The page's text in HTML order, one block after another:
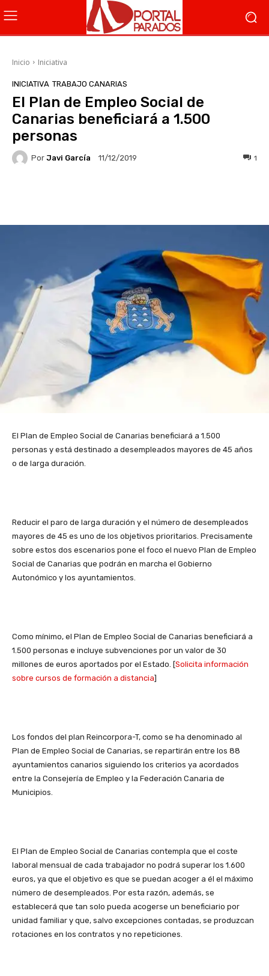
Inicio Iniciativa
INICIATIVA TRABAJO CANARIAS
El Plan de Empleo Social de
Canarias beneficiará a 1.500
personas
Por Javi García 11/12/2019 1
El Plan de Empleo Social de Canarias beneficiará a 1.500
personas y está destinado a desempleados mayores de 45 años
o de larga duración.
Reducir el paro de larga duración y el número de desempleados
mayores de 45 es uno de los objetivos prioritarios. Precisamente
sobre estos dos escenarios pone el foco el nuevo Plan de Empleo
Social de Canarias que podrán en marcha el Gobierno
Autonómico y los ayuntamientos.
Como mínimo, el Plan de Empleo Social de Canarias beneficiará a
1.500 personas e incluye subvenciones por un valor de 30
millones de euros aportados por el Estado. [Solicita información
sobre cursos de formación a distancia]
Los fondos del plan Reincorpora-T, como se ha denominado al
Plan de Empleo Social de Canarias, se repartirán entre los 88
ayuntamientos canarios siguiendo los criterios ya acordados
entre la Consejería de Empleo y la Federación Canaria de
Municipios.
El Plan de Empleo Social de Canarias contempla que el coste
laboral mensual de cada trabajador no podrá superar los 1.600
euros, ya que el objetivo es que se puedan acoger a él el máximo
número de desempleados. Por esta razón, además, se
establecerá que tan solo pueda acogerse un beneficiario por
unidad familiar y que, salvo excepciones contadas, se produzcan
rotaciones en los contratos y no repeticiones.